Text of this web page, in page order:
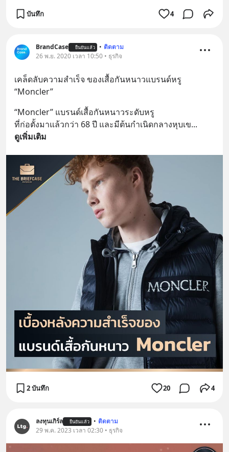
บันทึก 4
BrandCase ยืนยันแล้ว • ติดตาม
26 พ.ย. 2020 เวลา 10:50 • ธุรกิจ
เคล็ดลับความสำเร็จ ของเสื้อกันหนาวแบรนด์หรู
“Moncler”
“Moncler” แบรนด์เสื้อกันหนาวระดับหรู
ที่ก่อตั้งมาแล้วกว่า 68 ปี และมีต้นกำเนิดกลางหุบเข...
ดูเพิ่มเติม
2 บันทึก 20 4
ลงทุนเกิร์ล ยืนยันแล้ว • ติดตาม
29 พ.ค. 2023 เวลา 02:30 • ธุรกิจ